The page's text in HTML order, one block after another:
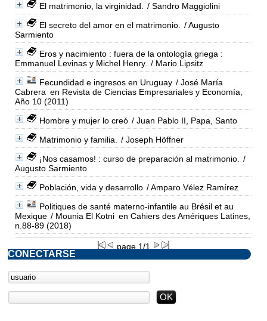
El matrimonio, la virginidad.
/ Sandro Maggiolini
El secreto del amor en el matrimonio.
/ Augusto
Sarmiento
Eros y nacimiento : fuera de la ontología griega :
Emmanuel Levinas y Michel Henry. / Mario Lipsitz
Fecundidad e ingresos en Uruguay / José María
Cabrera en Revista de Ciencias Empresariales y Economía,
Año 10 (2011)
Hombre y mujer lo creó / Juan Pablo II, Papa, Santo
Matrimonio y familia.
/ Joseph Höffner
¡Nos casamos! : curso de preparación al matrimonio.
/
Augusto Sarmiento
Población, vida y desarrollo / Amparo Vélez Ramírez
Politiques de santé materno-infantile au Brésil et au
Mexique / Mounia El Kotni en Cahiers des Amériques Latines,
n.88-89 (2018)
page 1/1
CONECTARSE